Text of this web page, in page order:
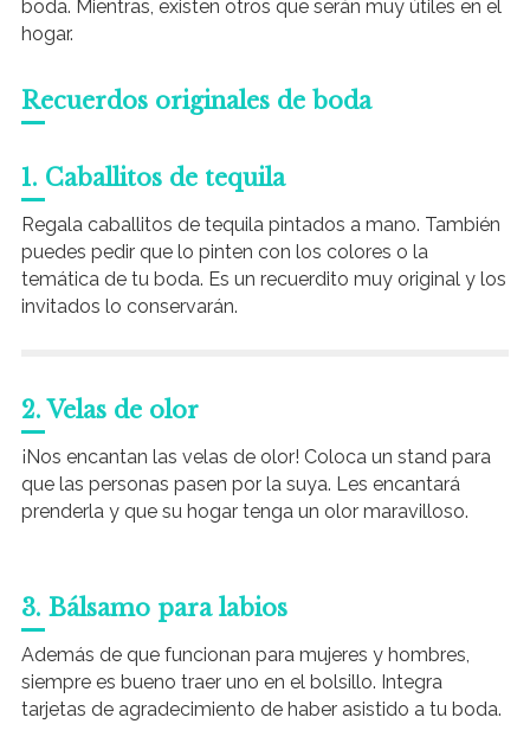
boda. Mientras, existen otros que serán muy útiles en el
hogar.
Recuerdos originales de boda
1. Caballitos de tequila
Regala caballitos de tequila pintados a mano. También
puedes pedir que lo pinten con los colores o la
temática de tu boda. Es un recuerdito muy original y los
invitados lo conservarán.
2. Velas de olor
¡Nos encantan las velas de olor! Coloca un stand para
que las personas pasen por la suya. Les encantará
prenderla y que su hogar tenga un olor maravilloso.
3. Bálsamo para labios
Además de que funcionan para mujeres y hombres,
siempre es bueno traer uno en el bolsillo. Integra
tarjetas de agradecimiento de haber asistido a tu boda.